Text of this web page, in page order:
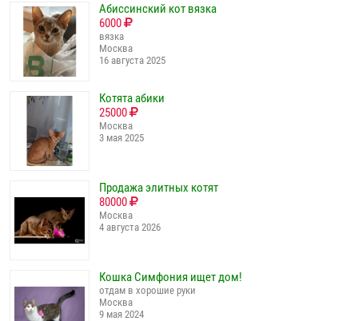
Абиссинcкий кoт вязка
6000
вязка
Москва
16 августа 2025
Котята абики
25000
Москва
3 мая 2025
Продажа элитных котят
80000
Москва
4 августа 2026
Кошка Симфония ищет дом!
отдам в хорошие руки
Москва
9 мая 2024